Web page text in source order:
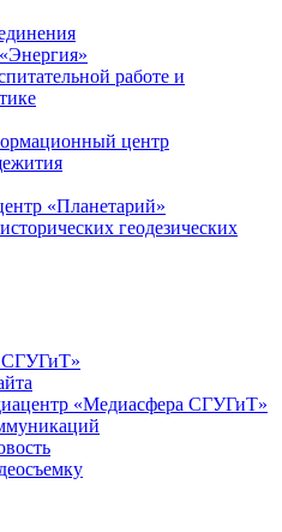
работе и
центр
«Планетарий»
геодезических
СГУГиТ»
«Медиасфера СГУГиТ»